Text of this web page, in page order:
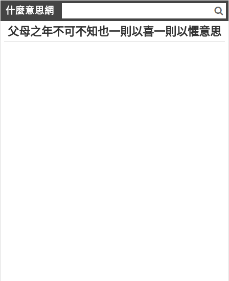
什麼意思網
父母之年不可不知也一則以喜一則以懼意思